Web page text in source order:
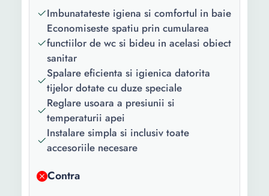
Imbunatateste igiena si comfortul in baie
Economiseste spatiu prin cumularea
functiilor de wc si bideu in acelasi obiect
sanitar
Spalare eficienta si igienica datorita
tijelor dotate cu duze speciale
Reglare usoara a presiunii si
temperaturii apei
Instalare simpla si inclusiv toate
accesoriile necesare
Contra